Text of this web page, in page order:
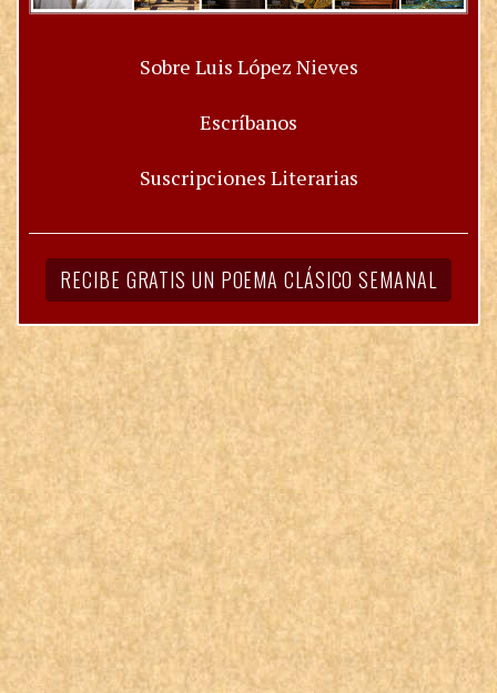
Sobre Luis López Nieves
Escríbanos
Suscripciones Literarias
RECIBE GRATIS UN POEMA CLÁSICO SEMANAL